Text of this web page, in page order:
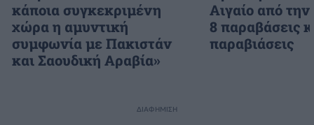
κάποια συγκεκριμένη
χώρα η αμυντική
συμφωνία με Πακιστάν
και Σαουδική Αραβία»
Αιγαίο από
8 παραβάσεις
παραβιάσεις
ΔΙΑΦΗΜΙΣΗ